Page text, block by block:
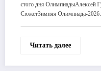
стого дня ОлимпиадыАлексей
СюжетЗимняя Олимпиада-
Читать далее